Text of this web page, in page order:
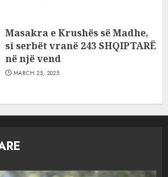
Masakra e Krushës së Madhe,
si serbët vranë 243 SHQIPTARË
në një vend
MARCH 25, 2025